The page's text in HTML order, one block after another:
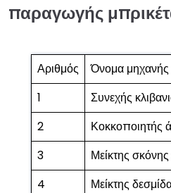
παραγωγής
Αριθμός
Όνομα μηχανής
1
Συνεχής
2
Κοκκοποιητής
3
Μείκτης
4
Μείκτης